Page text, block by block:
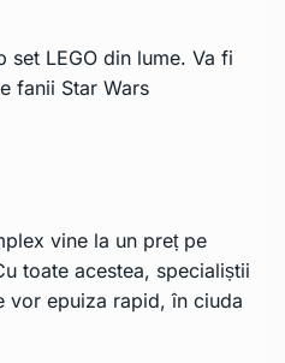
vine la un preț pe
toate acestea, specialiștii
vor epuiza rapid, în ciuda